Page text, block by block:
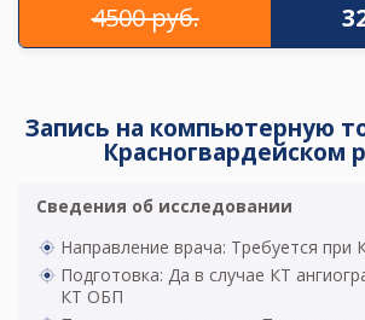
4500 руб.
Запись на компьютерную
Красногвардейском
Сведения об исследовании
Направление врача: Требуется при
Подготовка: Да в случае КТ
КТ ОБП